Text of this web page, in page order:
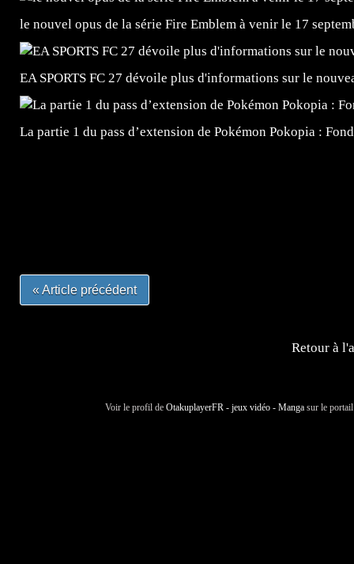
le nouvel opus de la série Fire Emblem à venir le 17
EA SPORTS FC 27 dévoile plus d'informations sur le
La partie 1 du pass d’extension de Pokémon Pokopia :
« Article précédent
Retour à
Voir le profil de OtakuplayerFR - jeux vidéo - Manga sur le